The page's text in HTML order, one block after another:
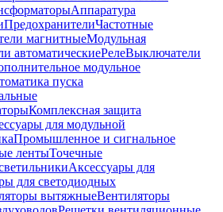
Аппаратура
ПредохранителиЧастотные
магнитныеМодульная
автоматическиеРелеВыключатели
модульное
пуска
Комплексная защита
для модульной
Промышленное и сигнальное
лентыТочечные
Аксессуары для
для светодиодных
вытяжныеВентиляторы